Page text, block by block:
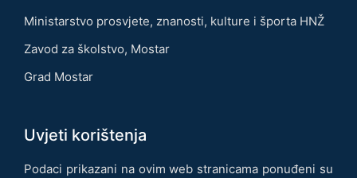
Ministarstvo prosvjete, znanosti, kulture i športa HNŽ
Zavod za školstvo, Mostar
Grad Mostar
Uvjeti korištenja
Podaci prikazani na ovim web stranicama ponuđeni su